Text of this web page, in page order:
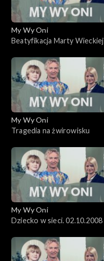
My Wy Oni
Beatyfikacja Marty Wieckiej
My Wy Oni
Tragedia na żwirowisku
My Wy Oni
Dziecko w sieci. 02.10.2008